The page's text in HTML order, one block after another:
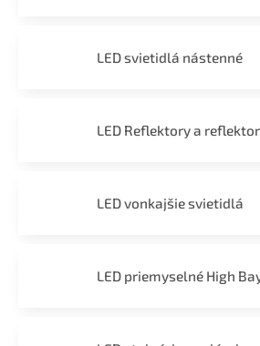
LED svietidlá nástenné
LED Reflektory a
LED vonkajšie svietidlá
LED priemyselné High